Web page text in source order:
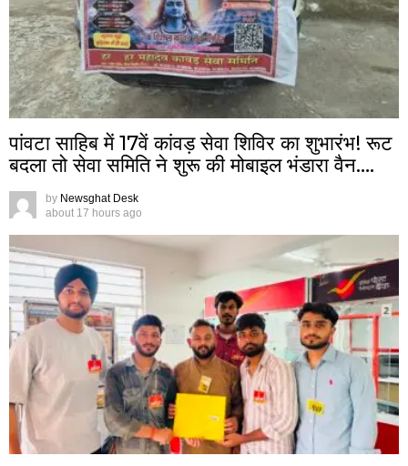
पांवटा साहिब में 17वें कांवड़ सेवा शिविर का शुभारंभ! रूट
बदला तो सेवा समिति ने शुरू की मोबाइल भंडारा वैन….
by Newsghat Desk
about 17 hours ago